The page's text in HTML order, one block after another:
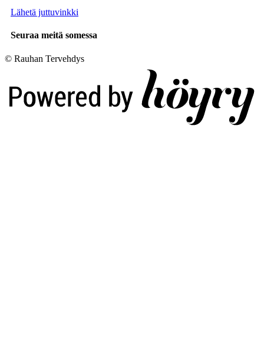
Lähetä juttuvinkki
Seuraa meitä somessa
© Rauhan Tervehdys